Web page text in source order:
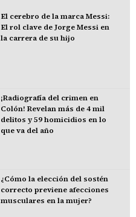
El cerebro de la marca Messi:
El rol clave de Jorge Messi en
la carrera de su hijo
¡Radiografía del crimen en
Colón! Revelan más de 4 mil
delitos y 59 homicidios en lo
que va del año
¿Cómo la elección del sostén
correcto previene afecciones
musculares en la mujer?